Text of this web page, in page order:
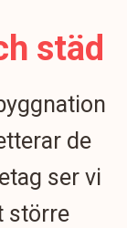
städ
de
ser vi
större